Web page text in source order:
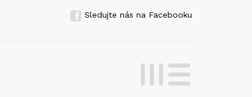
Sledujte nás na Facebooku